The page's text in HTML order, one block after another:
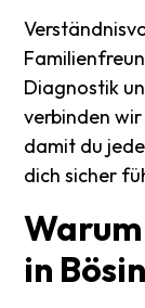
Diagnostik
verbinden
damit du
dich sicher
Warum
in